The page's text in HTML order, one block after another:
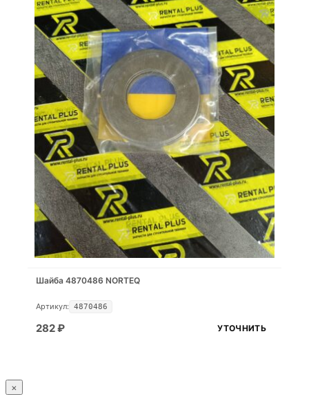
Шайба 4870486 NORTEQ
Артикул: 4870486
282₽ УТОЧНИТЬ
×